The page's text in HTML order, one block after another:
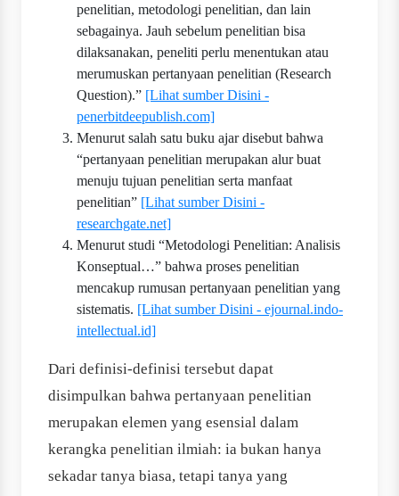
penelitian, metodologi penelitian, dan lain
sebagainya. Jauh sebelum penelitian bisa
dilaksanakan, peneliti perlu menentukan atau
merumuskan pertanyaan penelitian (Research
Question).” [Lihat sumber Disini -
penerbitdeepublish.com]
Menurut salah satu buku ajar disebut bahwa
“pertanyaan penelitian merupakan alur buat
menuju tujuan penelitian serta manfaat
penelitian” [Lihat sumber Disini -
researchgate.net]
Menurut studi “Metodologi Penelitian: Analisis
Konseptual…” bahwa proses penelitian
mencakup rumusan pertanyaan penelitian yang
sistematis. [Lihat sumber Disini - ejournal.indo-
intellectual.id]
Dari definisi-definisi tersebut dapat
disimpulkan bahwa pertanyaan penelitian
merupakan elemen yang esensial dalam
kerangka penelitian ilmiah: ia bukan hanya
sekadar tanya biasa, tetapi tanya yang